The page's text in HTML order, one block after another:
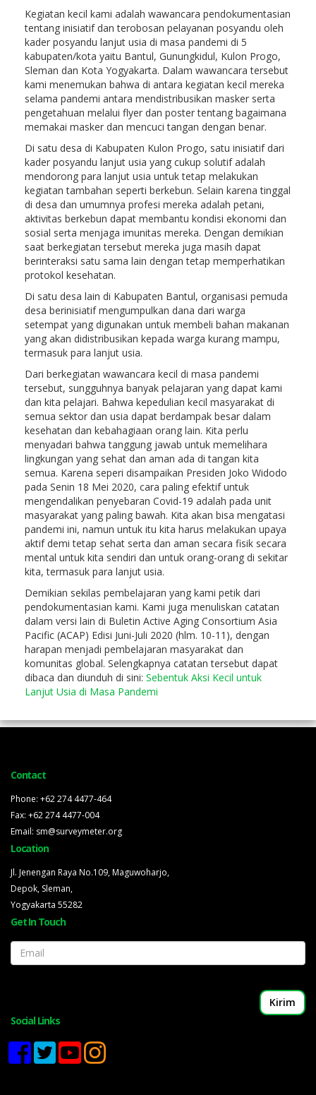
Kegiatan kecil kami adalah wawancara pendokumentasian
tentang inisiatif dan terobosan pelayanan posyandu oleh
kader posyandu lanjut usia di masa pandemi di 5
kabupaten/kota yaitu Bantul, Gunungkidul, Kulon Progo,
Sleman dan Kota Yogyakarta. Dalam wawancara tersebut
kami menemukan bahwa di antara kegiatan kecil mereka
selama pandemi antara mendistribusikan masker serta
pengetahuan melalui flyer dan poster tentang bagaimana
memakai masker dan mencuci tangan dengan benar.
Di satu desa di Kabupaten Kulon Progo, satu inisiatif dari
kader posyandu lanjut usia yang cukup solutif adalah
mendorong para lanjut usia untuk tetap melakukan
kegiatan tambahan seperti berkebun. Selain karena tinggal
di desa dan umumnya profesi mereka adalah petani,
aktivitas berkebun dapat membantu kondisi ekonomi dan
sosial serta menjaga imunitas mereka. Dengan demikian
saat berkegiatan tersebut mereka juga masih dapat
berinteraksi satu sama lain dengan tetap memperhatikan
protokol kesehatan.
Di satu desa lain di Kabupaten Bantul, organisasi pemuda
desa berinisiatif mengumpulkan dana dari warga
setempat yang digunakan untuk membeli bahan makanan
yang akan didistribusikan kepada warga kurang mampu,
termasuk para lanjut usia.
Dari berkegiatan wawancara kecil di masa pandemi
tersebut, sungguhnya banyak pelajaran yang dapat kami
dan kita pelajari. Bahwa kepedulian kecil masyarakat di
semua sektor dan usia dapat berdampak besar dalam
kesehatan dan kebahagiaan orang lain. Kita perlu
menyadari bahwa tanggung jawab untuk memelihara
lingkungan yang sehat dan aman ada di tangan kita
semua. Karena seperi disampaikan Presiden Joko Widodo
pada Senin 18 Mei 2020, cara paling efektif untuk
mengendalikan penyebaran Covid-19 adalah pada unit
masyarakat yang paling bawah. Kita akan bisa mengatasi
pandemi ini, namun untuk itu kita harus melakukan upaya
aktif demi tetap sehat serta dan aman secara fisik secara
mental untuk kita sendiri dan untuk orang-orang di sekitar
kita, termasuk para lanjut usia.
Demikian sekilas pembelajaran yang kami petik dari
pendokumentasian kami. Kami juga menuliskan catatan
dalam versi lain di Buletin Active Aging Consortium Asia
Pacific (ACAP) Edisi Juni-Juli 2020 (hlm. 10-11), dengan
harapan menjadi pembelajaran masyarakat dan
komunitas global. Selengkapnya catatan tersebut dapat
dibaca dan diunduh di sini: Sebentuk Aksi Kecil untuk
Lanjut Usia di Masa Pandemi
Contact
Phone: +62 274 4477-464
Fax: +62 274 4477-004
Email: sm@surveymeter.org
Location
Jl. Jenengan Raya No.109, Maguwoharjo,
Depok, Sleman,
Yogyakarta 55282
Get In Touch
Email
Social Links